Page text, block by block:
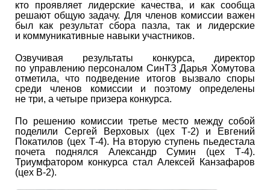
кто проявляет лидерские качества, и как сообща
решают общую задачу. Для членов комиссии важен
был как результат сбора пазла, так и лидерские
и коммуникативные навыки участников.
Озвучивая результаты конкурса, директор
по управлению персоналом СинТЗ Дарья Хомутова
отметила, что подведение итогов вызвало споры
среди членов комиссии и поэтому определены
не три, а четыре призера конкурса.
По решению комиссии третье место между собой
поделили Сергей Верховых (цех Т-2) и Евгений
Покатилов (цех Т-4). На вторую ступень пьедестала
почета поднялся Александр Сумин (цех Т-4).
Триумфатором конкурса стал Алексей Канзафаров
(цех В-2).